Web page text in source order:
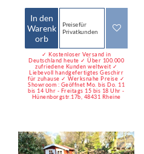
In den
Warenk
orb
Preise für
Privatkunden
✓ Kostenloser Versand in
Deutschland heute ✓ Über 100.000
zufriedene Kunden weltweit ✓
Liebevoll handgefertigtes Geschirr
für zuhause ✓ Werksnahe Preise ✓
Showroom : Geöffnet Mo. bis Do. 11
bis 14 Uhr - Freitags 15 bis 18 Uhr -
Hünenborgstr.17b, 48431 Rheine